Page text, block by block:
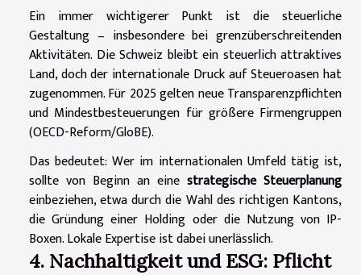
Ein immer wichtigerer Punkt ist die steuerliche
Gestaltung – insbesondere bei grenzüberschreitenden
Aktivitäten. Die Schweiz bleibt ein steuerlich attraktives
Land, doch der internationale Druck auf Steueroasen hat
zugenommen. Für 2025 gelten neue Transparenzpflichten
und Mindestbesteuerungen für größere Firmengruppen
(OECD-Reform/GloBE).
Das bedeutet: Wer im internationalen Umfeld tätig ist,
sollte von Beginn an eine strategische Steuerplanung
einbeziehen, etwa durch die Wahl des richtigen Kantons,
die Gründung einer Holding oder die Nutzung von IP-
Boxen. Lokale Expertise ist dabei unerlässlich.
4. Nachhaltigkeit und ESG: Pflicht